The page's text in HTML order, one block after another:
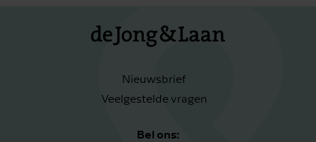
Nieuwsbrief
Veelgestelde vragen
Bel ons: